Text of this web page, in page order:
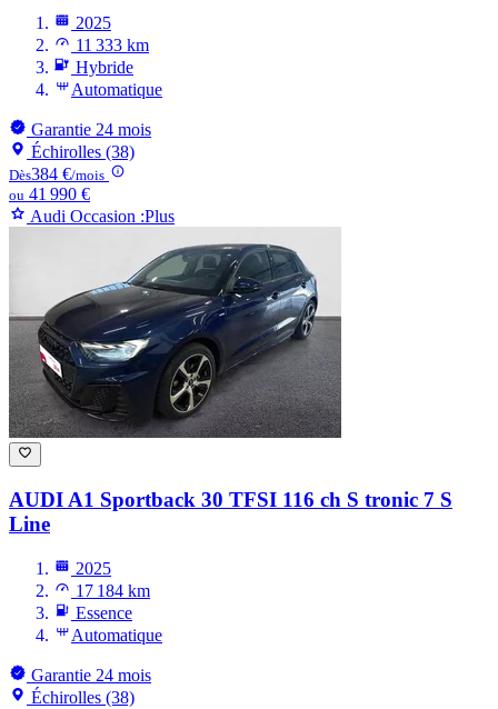
2025
11 333 km
Hybride
Automatique
Garantie 24 mois
Échirolles (38)
Dès384 €/mois
ou 41 990 €
Audi Occasion :Plus
AUDI A1 Sportback 30 TFSI 116 ch S tronic 7 S
Line
2025
17 184 km
Essence
Automatique
Garantie 24 mois
Échirolles (38)